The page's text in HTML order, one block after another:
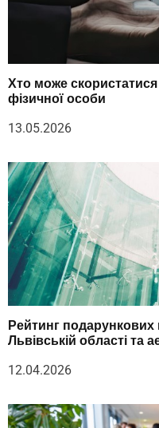
Хто може
фізичної особи
13.05.2026
Рейтинг подарункових
Львівській області та
12.04.2026